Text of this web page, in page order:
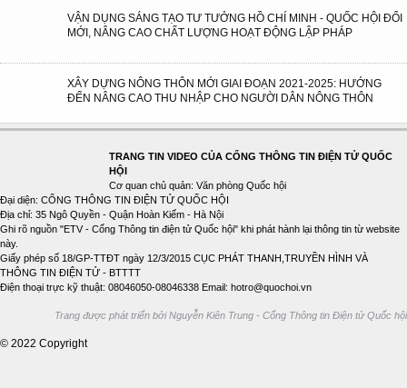
VẬN DỤNG SÁNG TẠO TƯ TƯỞNG HỒ CHÍ MINH - QUỐC HỘI ĐỔI
MỚI, NÂNG CAO CHẤT LƯỢNG HOẠT ĐỘNG LẬP PHÁP
XÂY DỰNG NÔNG THÔN MỚI GIAI ĐOẠN 2021-2025: HƯỚNG
ĐẾN NÂNG CAO THU NHẬP CHO NGƯỜI DÂN NÔNG THÔN
TRANG TIN VIDEO CỦA CỔNG THÔNG TIN ĐIỆN TỬ QUỐC
HỘI
Cơ quan chủ quản: Văn phòng Quốc hội
Đại diện: CỔNG THÔNG TIN ĐIỆN TỬ QUỐC HỘI
Địa chỉ: 35 Ngô Quyền - Quận Hoàn Kiếm - Hà Nội
Ghi rõ nguồn "ETV - Cổng Thông tin điện tử Quốc hội" khi phát hành lại thông tin từ website
này.
Giấy phép số 18/GP-TTĐT ngày 12/3/2015 CỤC PHÁT THANH,TRUYỀN HÌNH VÀ
THÔNG TIN ĐIỆN TỬ - BTTTT
Điện thoại trực kỹ thuật: 08046050-08046338 Email: hotro@quochoi.vn
Trang được phát triển bởi Nguyễn Kiên Trung - Cổng Thông tin Điện tử Quốc hội
© 2022 Copyright